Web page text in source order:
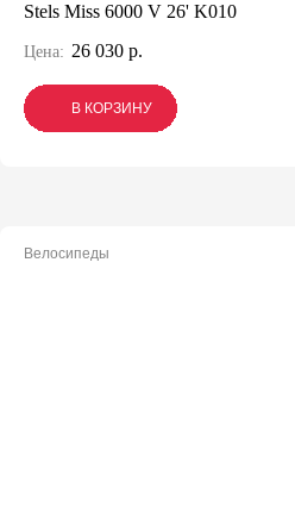
Stels Miss 6000 V 26' K010
Цена: 26 030 р.
В КОРЗИНУ
В КОРЗИНУ
В КОРЗИНУ
Велосипеды